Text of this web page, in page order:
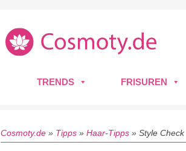
TRENDS FRISUREN
Cosmoty.de » Tipps » Haar-Tipps » Style Check